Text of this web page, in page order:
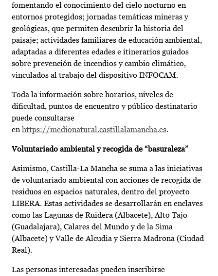
fomentando el conocimiento del cielo nocturno en
entornos protegidos; jornadas temáticas mineras y
geológicas, que permiten descubrir la historia del
paisaje; actividades familiares de educación ambiental,
adaptadas a diferentes edades e itinerarios guiados
sobre prevención de incendios y cambio climático,
vinculados al trabajo del dispositivo INFOCAM.
Toda la información sobre horarios, niveles de
dificultad, puntos de encuentro y público destinatario
puede consultarse
en https://medionatural.castillalamancha.es.
Voluntariado ambiental y recogida de “basuraleza”
Asimismo, Castilla-La Mancha se suma a las iniciativas
de voluntariado ambiental con acciones de recogida de
residuos en espacios naturales, dentro del proyecto
LIBERA. Estas actividades se desarrollarán en enclaves
como las Lagunas de Ruidera (Albacete), Alto Tajo
(Guadalajara), Calares del Mundo y de la Sima
(Albacete) y Valle de Alcudia y Sierra Madrona (Ciudad
Real).
Las personas interesadas pueden inscribirse